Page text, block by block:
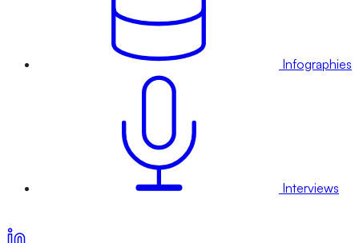
Infographies
Interviews